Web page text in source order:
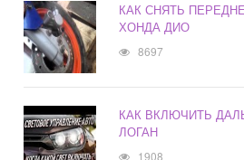
КАК СНЯТЬ
ХОНДА ДИО
8697
КАК ВКЛЮЧИТЬ
ЛОГАН
1908